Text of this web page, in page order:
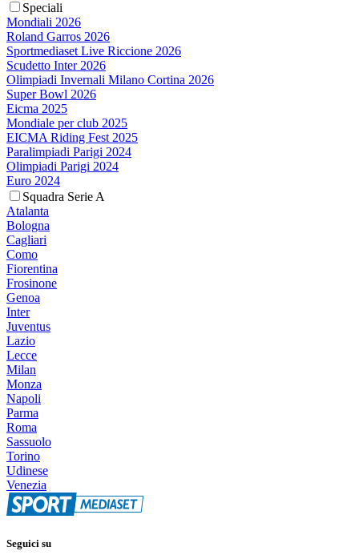
Speciali
Mondiali 2026
Roland Garros 2026
Sportmediaset Live Riccione 2026
Scudetto Inter 2026
Olimpiadi Invernali Milano Cortina 2026
Super Bowl 2026
Eicma 2025
Mondiale per club 2025
EICMA Riding Fest 2025
Paralimpiadi Parigi 2024
Olimpiadi Parigi 2024
Euro 2024
Squadra Serie A
Atalanta
Bologna
Cagliari
Como
Fiorentina
Frosinone
Genoa
Inter
Juventus
Lazio
Lecce
Milan
Monza
Napoli
Parma
Roma
Sassuolo
Torino
Udinese
Venezia
Seguici su